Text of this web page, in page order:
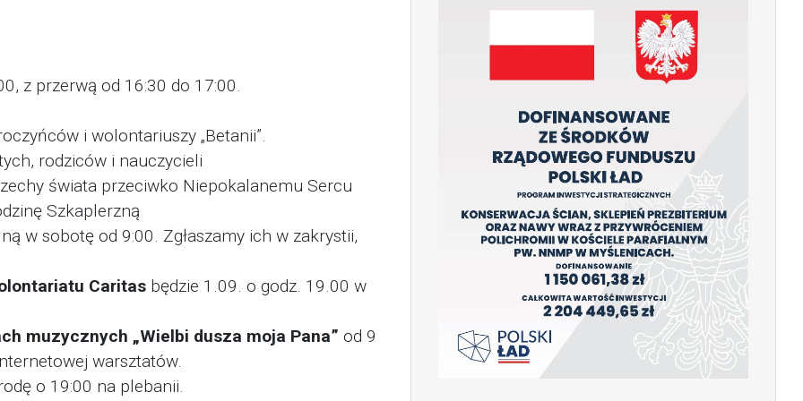
z przerwą od 16:30 do 17:00.
i wolontariuszy „Betanii”.
rodziców i nauczycieli
świata przeciwko Niepokalanemu Sercu
Szkaplerzną
w sobotę od 9:00. Zgłaszamy ich w zakrystii,
Caritas będzie 1.09. o godz. 19.00 w
muzycznych „Wielbi dusza moja Pana” od 9
warsztatów.
o 19:00 na plebanii.